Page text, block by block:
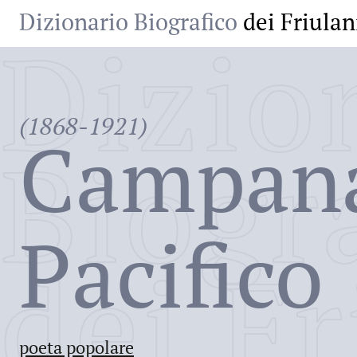
Dizionario Biografico dei
(1868-1921)
Pacifico
poeta popolare